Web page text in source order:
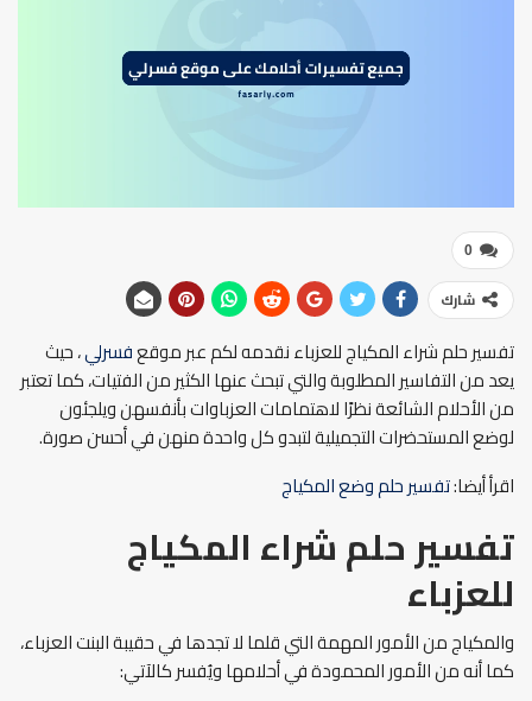
0
شارك
تفسير حلم شراء المكياج للعزباء نقدمه لكم عبر موقعفسرلي، حيث
يعد من التفاسير المطلوبة والتي تبحث عنها الكثير من الفتيات، كما تعتبر
من الأحلام الشائعة نظرًا لاهتمامات العزباوات بأنفسهن ويلجئون
لوضع المستحضرات التجميلية لتبدو كل واحدة منهن في أحسن صورة.
اقرأ أيضا:تفسير حلم وضع المكياج
تفسير حلم شراء المكياج
للعزباء
والمكياج من الأمور المهمة التي قلما لا تجدها في حقيبة البنت العزباء،
كما أنه من الأمور المحمودة في أحلامها ويُفسر كالآتي: